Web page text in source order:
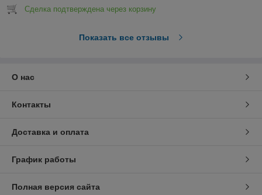
Сделка подтверждена через корзину
Показать все отзывы
О нас
Контакты
Доставка и оплата
График работы
Полная версия сайта